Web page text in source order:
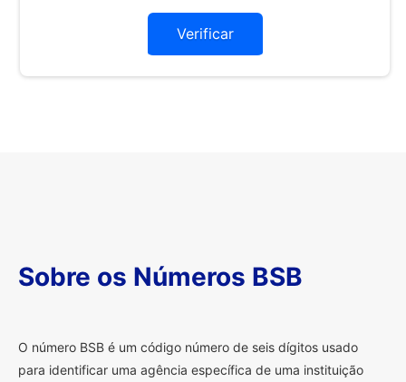
Verificar
Sobre os Números BSB
O número BSB é um código número de seis dígitos usado
para identificar uma agência específica de uma instituição